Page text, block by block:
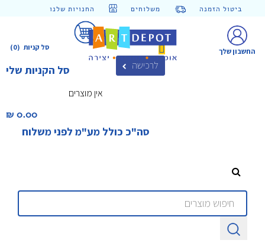
ביטול הזמנה משלוחים החנויות שלנו
(0) סל קניות
סל הקניות שלי לרכישה
אין מוצרים
0.00 ₪‎
סה"כ כולל מע"מ לפני משלוח
החשבון שלך